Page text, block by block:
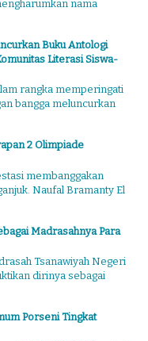
nama
Buku Antologi
Literasi Siswa-
rangka memperingati
bangga meluncurkan
2 Olimpiade
membanggakan
Naufal Bramanty El
Madrasahnya Para
Tsanawiyah Negeri
dirinya sebagai
Porseni Tingkat